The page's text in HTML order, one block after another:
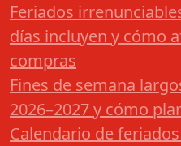
Feriados
días incluyen y cómo
compras
Fines de semana
2026–2027 y cómo
Calendario de